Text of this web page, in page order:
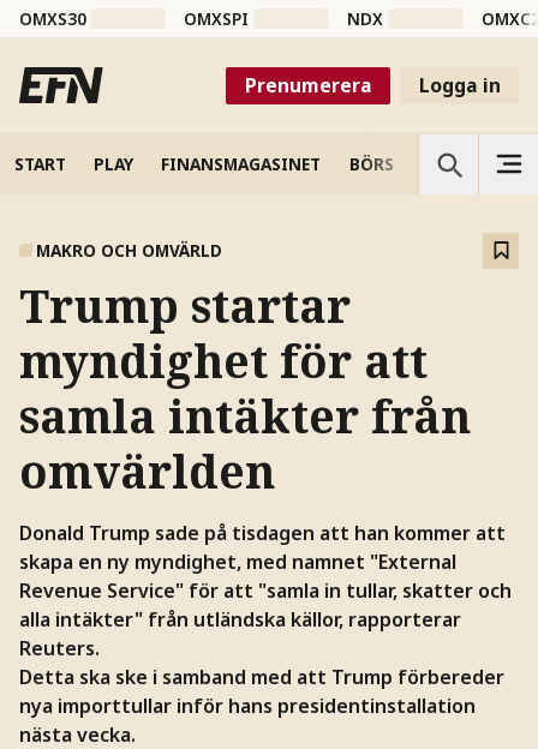
OMXS30 OMXSPI NDX
Prenumerera Logga in
START PLAY FINANSMAGASINET BÖRS VETENSKAP
MAKRO OCH OMVÄRLD
Trump startar
myndighet för att
samla intäkter från
omvärlden
Donald Trump sade på tisdagen att han kommer att
skapa en ny myndighet, med namnet "External
Revenue Service" för att "samla in tullar, skatter och
alla intäkter" från utländska källor, rapporterar
Reuters.
Detta ska ske i samband med att Trump förbereder
nya importtullar inför hans presidentinstallation
nästa vecka.